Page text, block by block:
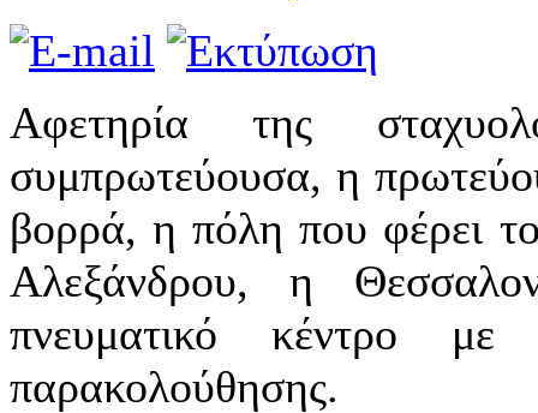
Αφετηρία της
συμπρωτεύουσα, η
βορρά, η πόλη που φέρει
Αλεξάνδρου, η
πνευματικό κέντρο με
παρακολούθησης.